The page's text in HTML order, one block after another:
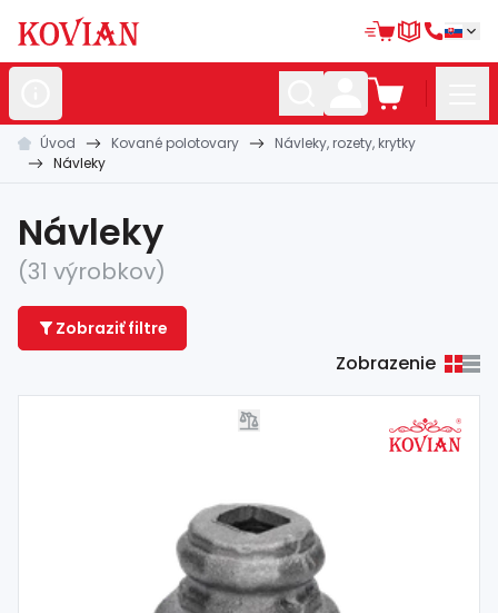
Nerezovépolotovary
Kovanépolotovary
Zábradlia amadlá
Bránovésystémy
Úvod Kované polotovary
Návleky, rozety, krytky
Návleky
Návleky
(31 výrobkov)
Zobraziť filtre
Zobrazenie